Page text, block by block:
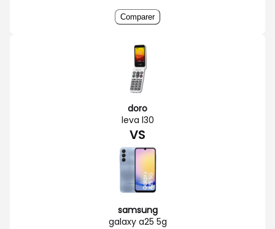
Comparer
doro
leva l30
VS
samsung
galaxy a25 5g